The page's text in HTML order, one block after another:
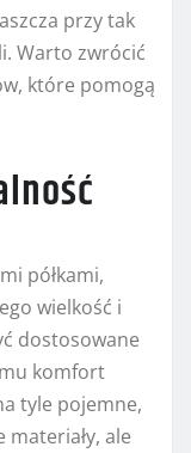
przy tak
Warto zwrócić
które pomogą
półkami,
wielkość i
dostosowane
komfort
tyle pojemne,
ale